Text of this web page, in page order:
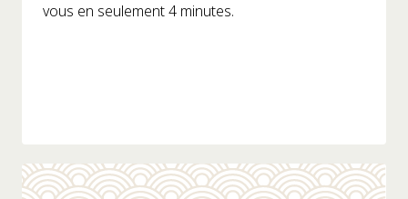
vous en seulement 4 minutes.
DÉTAILS